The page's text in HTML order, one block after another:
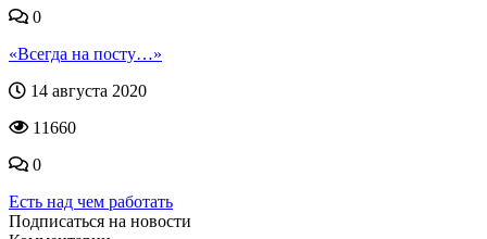
0
«Всегда на посту…»
14 августа 2020
11660
0
Есть над чем работать
Подписаться на новости